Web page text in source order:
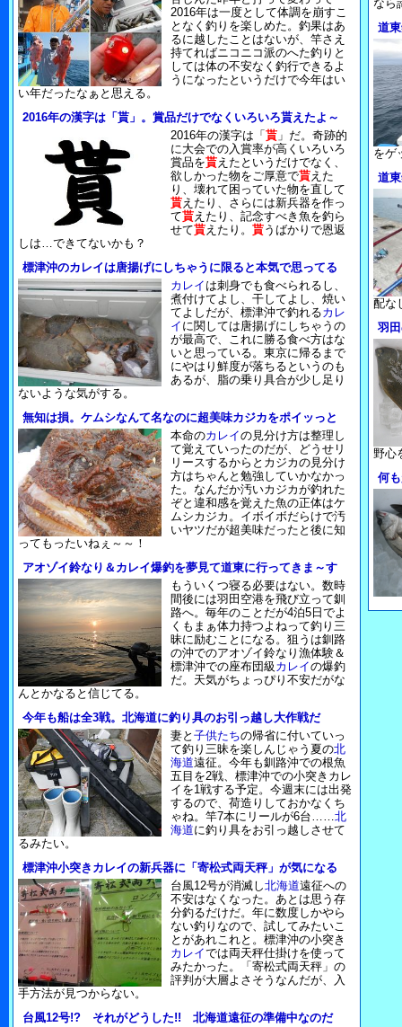
2016年は一度として体調を崩すこ
となく釣りを楽しめた。釣果はあ
るに越したことはないが、竿さえ
持てればニコニコ派のへた釣りと
しては体の不安なく釣行できるよ
うになったというだけで今年はい
い年だったなぁと思える。
2016年の漢字は「貰」。賞品だけでなくいろいろ貰えたよ～
2016年の漢字は「 貰 」だ。奇跡的
に大会での入賞率が高くいろいろ
賞品を貰えたというだけでなく、
欲しかった物をご厚意で貰えた
り、壊れて困っていた物を直して
貰えたり、さらには新兵器を作っ
て貰えたり、記念すべき魚を釣ら
せて貰えたり。 貰うばかりで恩返
しは…できてないかも？
標津沖のカレイは唐揚げにしちゃうに限ると本気で思ってる
カレイ は刺身でも食べられるし、
煮付けてよし、干してよし、焼い
てよしだが、標津沖で釣れるカレ
イ に関しては唐揚げにしちゃうの
が最高で、これに勝る食べ方はな
いと思っている。東京に帰るまで
にやはり鮮度が落ちるというのも
あるが、脂の乗り具合が少し足り
ないような気がする。
無知は損。ケムシなんて名なのに超美味カジカをポイッっと
本命のカレイの見分け方は整理し
て覚えていったのだが、どうせリ
リースするからとカジカの見分け
方はちゃんと勉強していかなかっ
た。なんだか汚いカジカが釣れた
ぞと違和感を覚えた魚の正体はケ
ムシカジカ。イボイボだらけで汚
いヤツだが超美味だったと後に知
ってもったいねぇ～～！
アオゾイ鈴なり＆カレイ爆釣を夢見て道東に行ってきま～す
もういくつ寝る必要はない。数時
間後には羽田空港を飛び立って釧
路へ。毎年のことだが4泊5日でよ
くもまぁ体力持つよねって釣り三
昧に励むことになる。狙うは釧路
の沖でのアオゾイ鈴なり漁体験＆
標津沖での座布団級 カレイの爆釣
だ。天気がちょっぴり不安だがな
んとかなると信じてる。
今年も船は全3戦。北海道に釣り具のお引っ越し大作戦だ
妻と 子供たちの帰省に付いていっ
て釣り三昧を楽しんじゃう夏の北
海道遠征。今年も釧路沖での根魚
五目を2戦、標津沖での小突きカレ
イを1戦する予定。今週末には出発
するので、荷造りしておかなくち
ゃね。竿7本にリールが6台……北
海道に釣り具をお引っ越しさせて
るみたい。
標津沖小突きカレイの新兵器に「寄松式両天秤」が気になる
台風12号が消滅し北海道遠征への
不安はなくなった。あとは思う存
分釣るだけだ。年に数度しかやら
ない釣りなので、試してみたいこ
とがあれこれと。標津沖の小突き
カレイでは両天秤仕掛けを使って
みたかった。「寄松式両天秤」の
評判が大層よさそうなんだが、入
手方法が見つからない。
台風12号!? それがどうした!! 北海道遠征の準備中なのだ
なら
道
をゲ
道
配な
羽
野心
何